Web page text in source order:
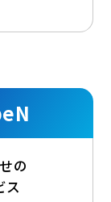
の
ス